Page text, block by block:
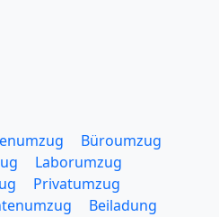
Büroumzug
Laborumzug
Privatumzug
Beiladung